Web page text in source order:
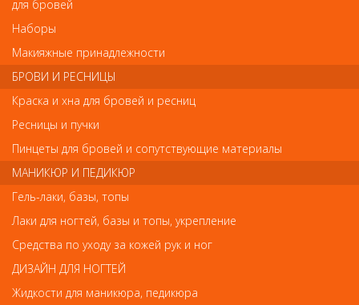
Имя
Код
Обратите внимание
Внешний вид товара «F004 Деваль Спонж для снятия макияжа
для бровей
Наборы
Макияжные принадлежности
БРОВИ И РЕСНИЦЫ
Краска и хна для бровей и ресниц
Ресницы и пучки
Пинцеты для бровей и сопутствующие материалы
МАНИКЮР И ПЕДИКЮР
Гель-лаки, базы, топы
Лаки для ногтей, базы и топы, укрепление
Средства по уходу за кожей рук и ног
ДИЗАЙН ДЛЯ НОГТЕЙ
Жидкости для маникюра, педикюра